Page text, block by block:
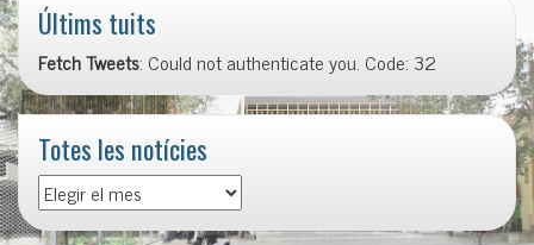
Últims tuits
Fetch Tweets: Could not authenticate you. Code: 32
Totes les notícies